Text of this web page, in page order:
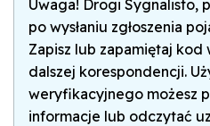
Uwaga! Drogi Sygnalisto,
po wysłaniu zgłoszenia
Zapisz lub zapamiętaj
dalszej korespondencji.
weryfikacyjnego możesz
informacje lub odczytać